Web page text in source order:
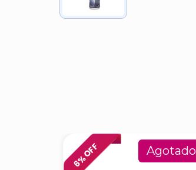
6
% OFF Agotado